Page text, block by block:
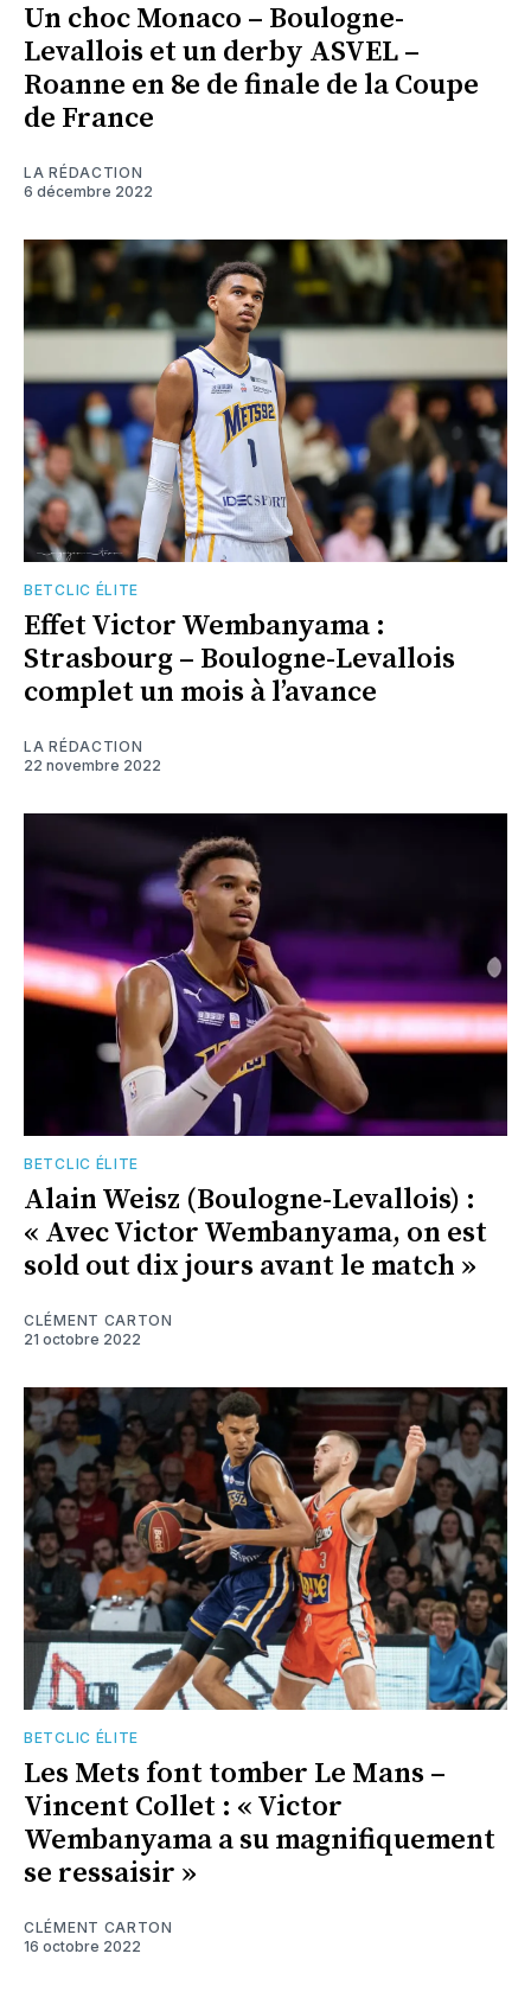
Un choc Monaco – Boulogne-
Levallois et un derby ASVEL –
Roanne en 8e de finale de la Coupe
de France
LA RÉDACTION
6 décembre 2022
BETCLIC ÉLITE
Effet Victor Wembanyama :
Strasbourg – Boulogne-Levallois
complet un mois à l’avance
LA RÉDACTION
22 novembre 2022
BETCLIC ÉLITE
Alain Weisz (Boulogne-Levallois) :
« Avec Victor Wembanyama, on est
sold out dix jours avant le match »
CLÉMENT CARTON
21 octobre 2022
BETCLIC ÉLITE
Les Mets font tomber Le Mans –
Vincent Collet : « Victor
Wembanyama a su magnifiquement
se ressaisir »
CLÉMENT CARTON
16 octobre 2022